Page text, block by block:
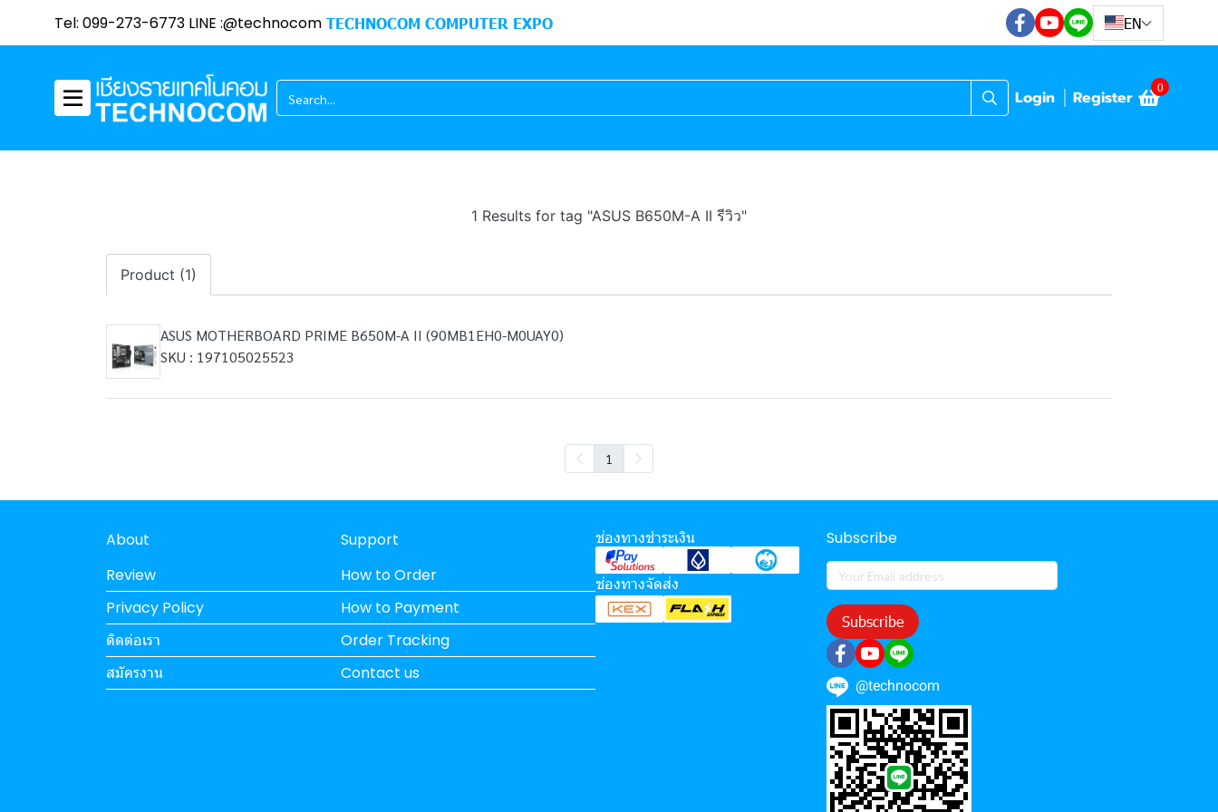
Tel: 099-273-6773 LINE :@technocom TECHNOCOM COMPUTER EXPO EN
Login Register 0
1 Results for tag "ASUS B650M-A II รีวิว"
Product (1)
ASUS MOTHERBOARD PRIME B650M-A II (90MB1EH0-M0UAY0)
SKU : 197105025523
1
About
Review
Privacy Policy
ติดต่อเรา
สมัครงาน
Support
How to Order
How to Payment
Order Tracking
Contact us
ช่องทางชำระเงิน
ช่องทางจัดส่ง
Subscribe
Subscribe
@technocom